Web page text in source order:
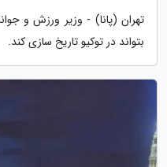
تهران (پانا) - وزیر ورزش و
بتواند در توکیو تاریخ سازی کند.